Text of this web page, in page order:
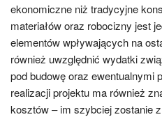
ekonomiczne niż tradycyjne
materiałów oraz robocizny jest
elementów wpływających na
również uwzględnić wydatki
pod budowę oraz ewentualnymi
realizacji projektu ma również
kosztów – im szybciej zostanie